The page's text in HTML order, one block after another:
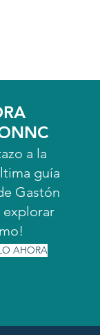
a la
guía
Gastón
explorar
AHORA